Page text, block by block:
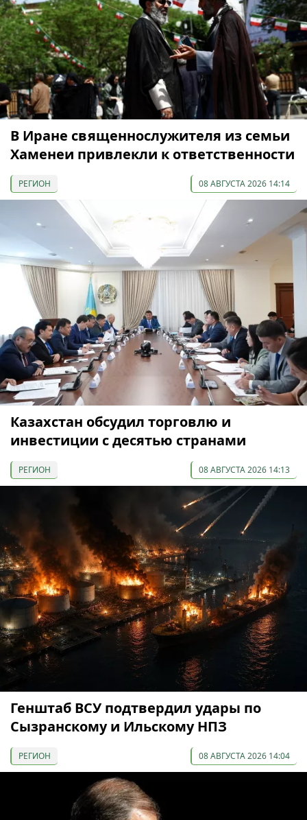
В Иране священнослужителя из семьи
Хаменеи привлекли к ответственности
РЕГИОН 08 АВГУСТА 2026 14:14
Казахстан обсудил торговлю и
инвестиции с десятью странами
РЕГИОН 08 АВГУСТА 2026 14:13
Генштаб ВСУ подтвердил удары по
Сызранскому и Ильскому НПЗ
РЕГИОН 08 АВГУСТА 2026 14:04